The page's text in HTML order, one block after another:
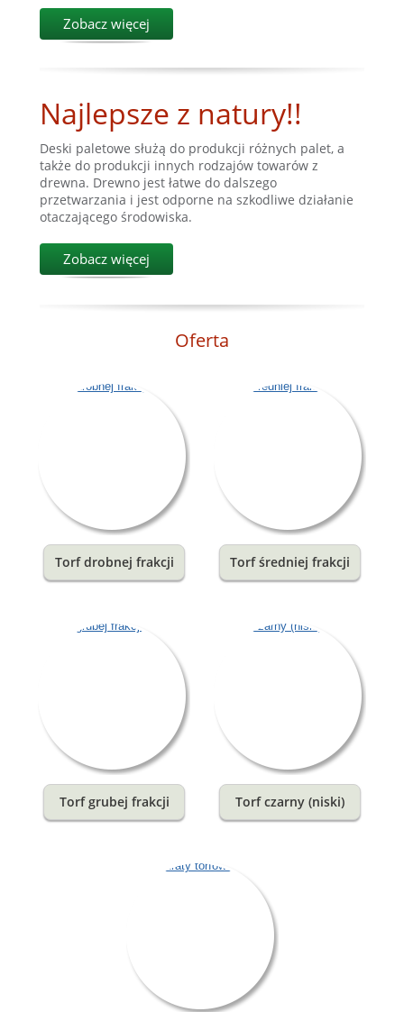
Zobacz więcej
Najlepsze z natury!!
Deski paletowe służą do produkcji różnych palet, a
także do produkcji innych rodzajów towarów z
drewna. Drewno jest łatwe do dalszego
przetwarzania i jest odporne na szkodliwe działanie
otaczającego środowiska.
Zobacz więcej
Oferta
Torf drobnej frakcji Torf średniej frakcji
Torf grubej frakcji Torf czarny (niski)